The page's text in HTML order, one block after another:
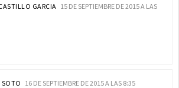
GARCIA 15 DE SEPTIEMBRE DE 2015 A LAS
SOTO 16 DE SEPTIEMBRE DE 2015 A LAS 8:35